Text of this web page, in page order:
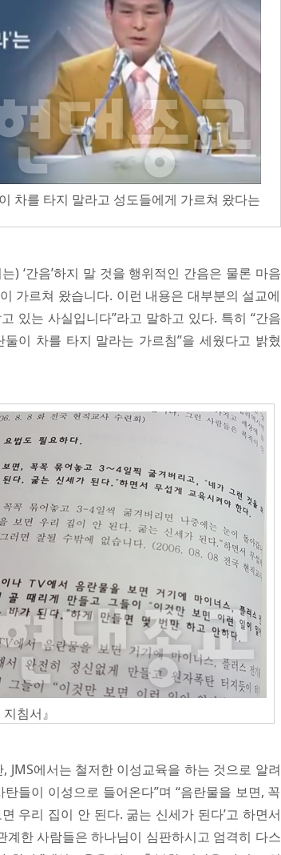
차를 타지 말라고 성도들에게 가르쳐 왔다는
) ‘간음’하지 말 것을 행위적인 간음은 물론 마음
가르쳐 왔습니다. 이런 내용은 대부분의 설교에
있는 사실입니다”라고 말하고 있다. 특히 “간음
이 차를 타지 말라는 가르침”을 세웠다고 밝혔
침서』
에서는 철저한 이성교육을 하는 것으로 알려
들이 이성으로 들어온다”며 “음란물을 보면, 꼭
우리 집이 안 된다. 굶는 신세가 된다’고 하면서
계한 사람들은 하나님이 심판하시고 엄격히 다스